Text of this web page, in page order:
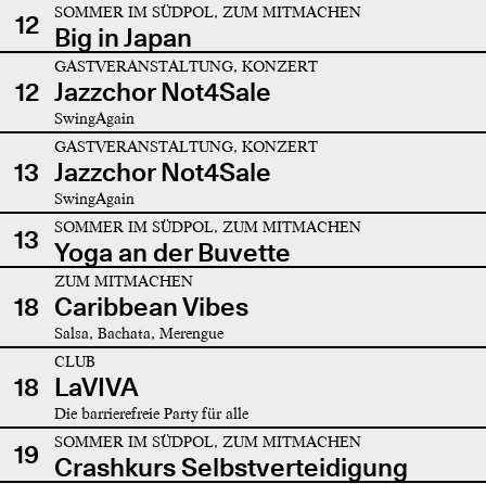
12
SOMMER IM SÜDPOL, ZUM MITMACHEN
Big in Japan
12
GASTVERANSTALTUNG, KONZERT
Jazzchor Not4Sale
SwingAgain
13
GASTVERANSTALTUNG, KONZERT
Jazzchor Not4Sale
SwingAgain
13 SOMMER IM SÜDPOL, ZUM MITMACHEN
Yoga an der Buvette
18
ZUM MITMACHEN
Caribbean Vibes
Salsa, Bachata, Merengue
18
CLUB
LaVIVA
Die barrierefreie Party für alle
19 SOMMER IM SÜDPOL, ZUM MITMACHEN
Crashkurs Selbstverteidigung